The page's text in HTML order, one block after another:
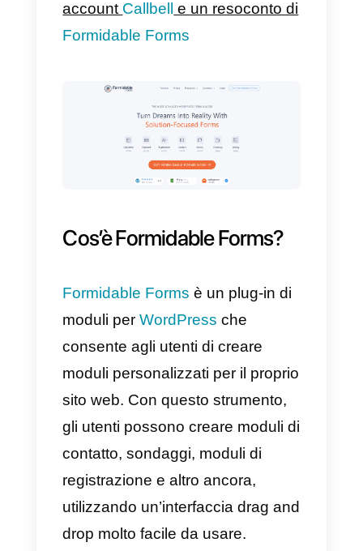
In questo articolo analizzeremo
connettersi
WhatsApp
Formidable Forms
accountCallbelle un resoconto
Cos’è Formidable Forms?